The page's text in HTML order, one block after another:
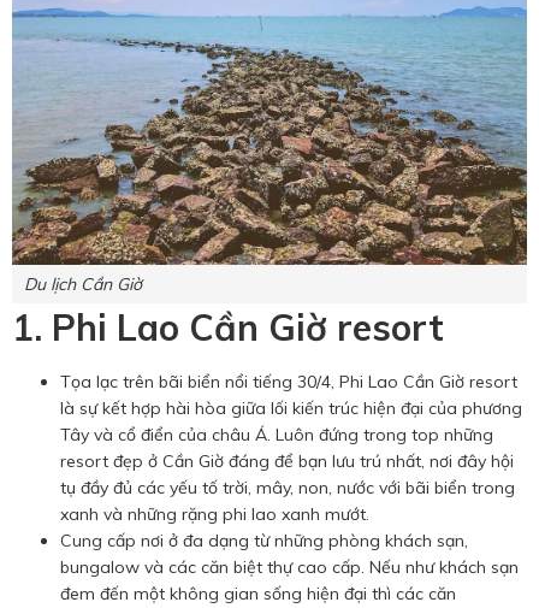
Du lịch Cần Giờ
1. Phi Lao Cần Giờ resort
Tọa lạc trên bãi biển nổi tiếng 30/4, Phi Lao Cần Giờ resort
là sự kết hợp hài hòa giữa lối kiến trúc hiện đại của phương
Tây và cổ điển của châu Á. Luôn đứng trong top những
resort đẹp ở Cần Giờ đáng để bạn lưu trú nhất, nơi đây hội
tụ đầy đủ các yếu tố trời, mây, non, nước với bãi biển trong
xanh và những rặng phi lao xanh mướt.
Cung cấp nơi ở đa dạng từ những phòng khách sạn,
bungalow và các căn biệt thự cao cấp. Nếu như khách sạn
đem đến một không gian sống hiện đại thì các căn